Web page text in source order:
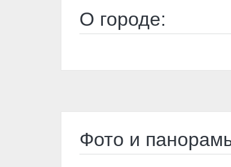
О городе:
Фото и